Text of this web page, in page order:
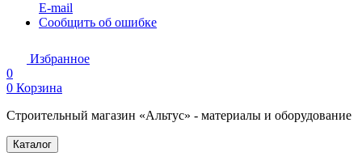
E-mail
Сообщить об ошибке
Избранное
0
0 Корзина
Строительный магазин «Альтус» - материалы и оборудование
Каталог